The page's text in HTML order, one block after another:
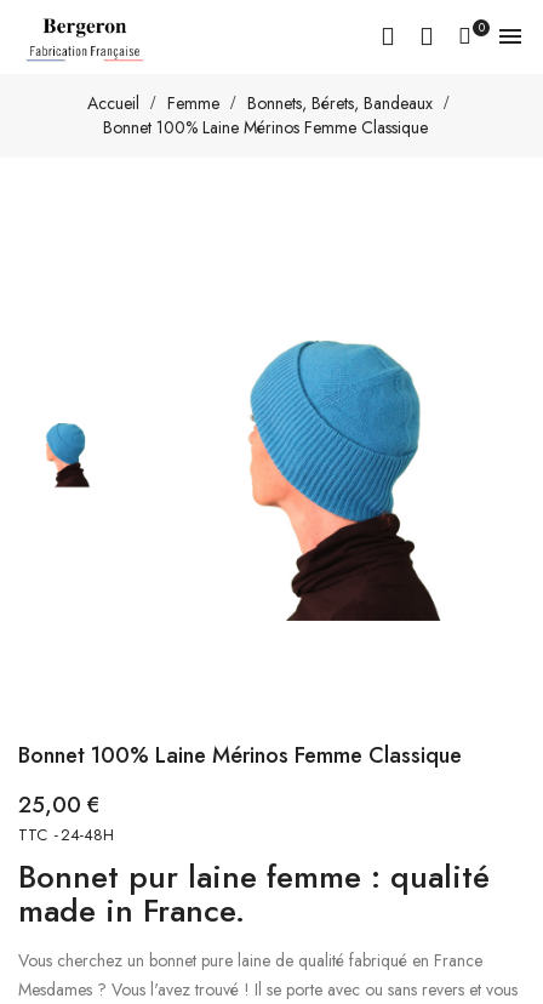
0 
Accueil Femme
Bonnets, Bérets, Bandeaux
Bonnet 100% Laine Mérinos Femme Classique
Bonnet 100% Laine Mérinos Femme Classique
25,00 €
TTC 24-48H
Bonnet pur laine femme : qualité
made in France.
Vous cherchez un bonnet pure laine de qualité fabriqué en France
Mesdames ? Vous l'avez trouvé ! Il se porte avec ou sans revers et vous